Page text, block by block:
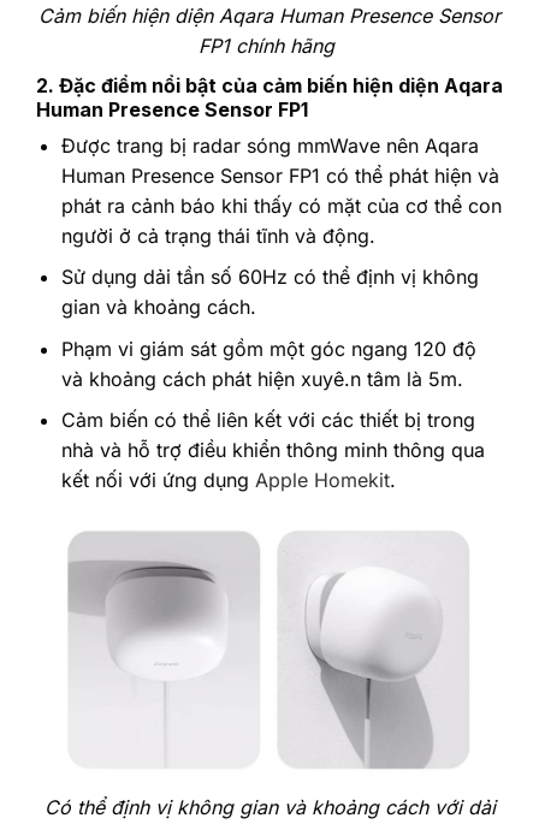
Cảm biến hiện diện Aqara Human Presence Sensor
FP1 chính hãng
2. Đặc điểm nổi bật của cảm biến hiện diện Aqara
Human Presence Sensor FP1
Được trang bị radar sóng mmWave nên Aqara
Human Presence Sensor FP1 có thể phát hiện và
phát ra cảnh báo khi thấy có mặt của cơ thể con
người ở cả trạng thái tĩnh và động.
Sử dụng dải tần số 60Hz có thể định vị không
gian và khoảng cách.
Phạm vi giám sát gồm một góc ngang 120 độ
và khoảng cách phát hiện xuyê.n tâm là 5m.
Cảm biến có thể liên kết với các thiết bị trong
nhà và hỗ trợ điều khiển thông minh thông qua
kết nối với ứng dụng Apple Homekit.
Có thể định vị không gian và khoảng cách với dải